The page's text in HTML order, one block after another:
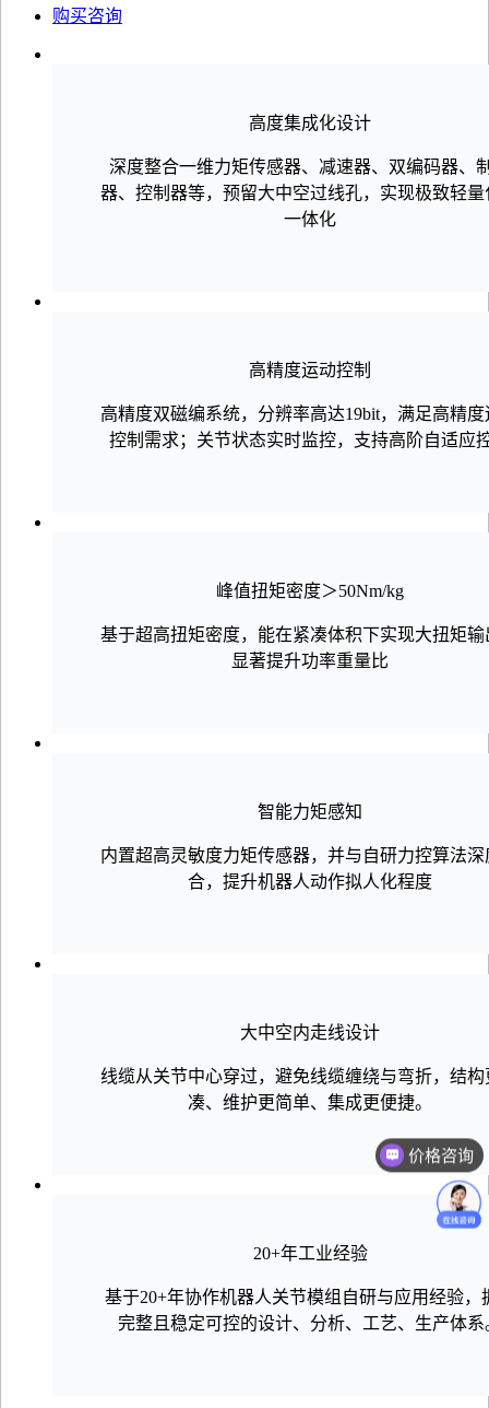
购买咨询
高度集成化设计
深度整合一维力矩传感器、减速器、双编码器、
器、控制器等，预留大中空过线孔，实现极致轻量
一体化
高精度运动控制
高精度双磁编系统，分辨率高达19bit，满足高精度
控制需求；关节状态实时监控，支持高阶自适应
峰值扭矩密度＞50Nm/kg
基于超高扭矩密度，能在紧凑体积下实现大扭矩输
显著提升功率重量比
智能力矩感知
内置超高灵敏度力矩传感器，并与自研力控算法深
合，提升机器人动作拟人化程度
大中空内走线设计
线缆从关节中心穿过，避免线缆缠绕与弯折，结构
凑、维护更简单、集成更便捷。
20+年工业经验
基于20+年协作机器人关节模组自研与应用经验，
完整且稳定可控的设计、分析、工艺、生产体系
价格咨询